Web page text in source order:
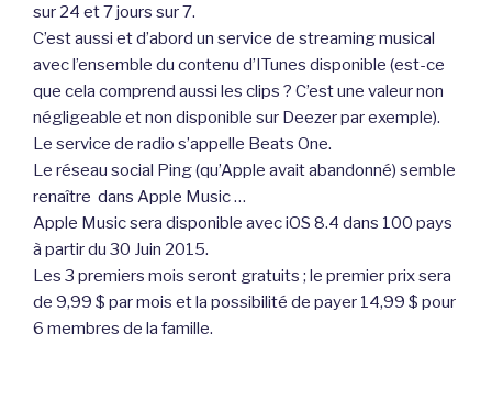
sur 24 et 7 jours sur 7.
C’est aussi et d’abord un service de streaming musical
avec l’ensemble du contenu d’ITunes disponible (est-ce
que cela comprend aussi les clips ? C’est une valeur non
négligeable et non disponible sur Deezer par exemple).
Le service de radio s’appelle Beats One.
Le réseau social Ping (qu’Apple avait abandonné) semble
renaître dans Apple Music …
Apple Music sera disponible avec iOS 8.4 dans 100 pays
à partir du 30 Juin 2015.
Les 3 premiers mois seront gratuits ; le premier prix sera
de 9,99 $ par mois et la possibilité de payer 14,99 $ pour
6 membres de la famille.